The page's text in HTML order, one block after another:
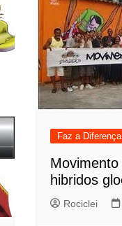
Faz a Diferença
hibridos
Rociclei